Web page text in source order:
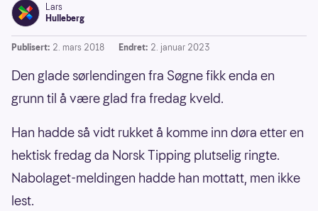
Lars
Hulleberg
Publisert: 2. mars 2018 Endret: 2. januar 2023
Den glade sørlendingen fra Søgne fikk enda en
grunn til å være glad fra fredag kveld.
Han hadde så vidt rukket å komme inn døra etter en
hektisk fredag da Norsk Tipping plutselig ringte.
Nabolaget-meldingen hadde han mottatt, men ikke
lest.